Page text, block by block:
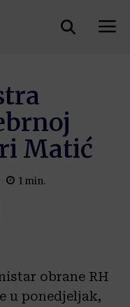
Matić
1 min.
obrane RH
u ponedjeljak,